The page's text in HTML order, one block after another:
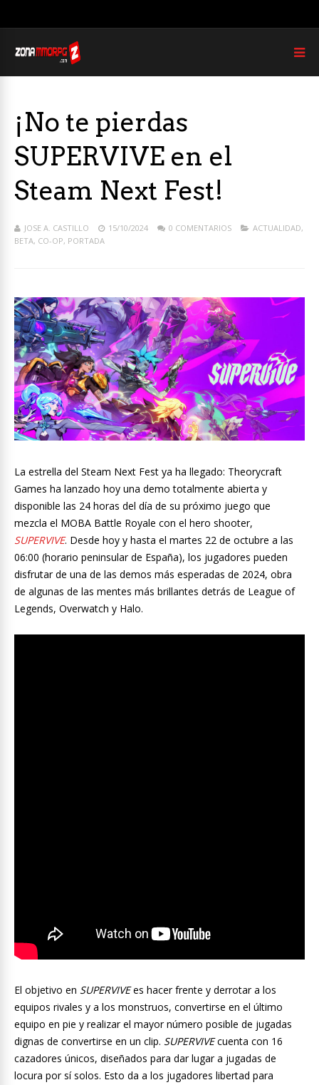
¡No te pierdas
SUPERVIVE en el
Steam Next Fest!
JOSE A. CASTILLO 15/10/2024 0 COMENTARIOS ACTUALIDAD,
BETA, CO-OP, PORTADA
La estrella del Steam Next Fest ya ha llegado: Theorycraft
Games ha lanzado hoy una demo totalmente abierta y
disponible las 24 horas del día de su próximo juego que
mezcla el MOBA Battle Royale con el hero shooter,
SUPERVIVE. Desde hoy y hasta el martes 22 de octubre a las
06:00 (horario peninsular de España), los jugadores pueden
disfrutar de una de las demos más esperadas de 2024, obra
de algunas de las mentes más brillantes detrás de League of
Legends, Overwatch y Halo.
El objetivo en SUPERVIVEes hacer frente y derrotar a los
equipos rivales y a los monstruos, convertirse en el último
equipo en pie y realizar el mayor número posible de jugadas
dignas de convertirse en un clip. SUPERVIVEcuenta con 16
cazadores únicos, diseñados para dar lugar a jugadas de
locura por sí solos. Esto da a los jugadores libertad para